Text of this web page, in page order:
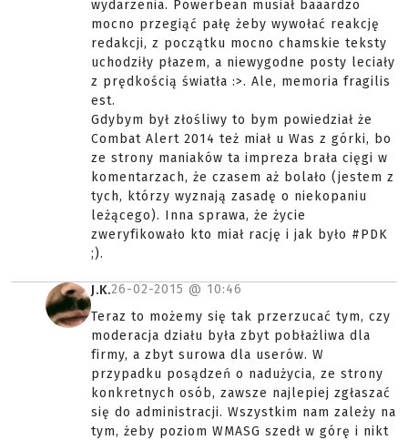
wydarzenia. Powerbean musiał baaardzo
mocno przegiąć pałę żeby wywołać reakcję
redakcji, z początku mocno chamskie teksty
uchodziły płazem, a niewygodne posty leciały
z prędkością światła :>. Ale, memoria fragilis
est.
Gdybym był złośliwy to bym powiedział że
Combat Alert 2014 też miał u Was z górki, bo
ze strony maniaków ta impreza brała cięgi w
komentarzach, że czasem aż bolało (jestem z
tych, którzy wyznają zasadę o niekopaniu
leżącego). Inna sprawa, że życie
zweryfikowało kto miał rację i jak było #PDK
;).
J.K.26-02-2015 @ 10:46
Teraz to możemy się tak przerzucać tym, czy
moderacja działu była zbyt pobłażliwa dla
firmy, a zbyt surowa dla userów. W
przypadku posądzeń o nadużycia, ze strony
konkretnych osób, zawsze najlepiej zgłaszać
się do administracji. Wszystkim nam zależy na
tym, żeby poziom WMASG szedł w górę i nikt